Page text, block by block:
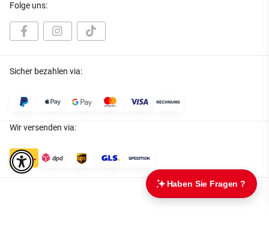
Folge uns:
Sicher bezahlen via:
Wir versenden via: